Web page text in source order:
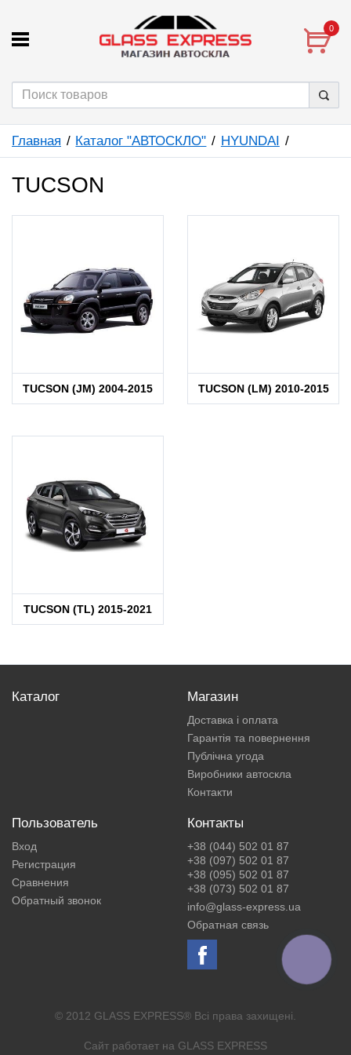
0
Главная Каталог "АВТОСКЛО" HYUNDAI
TUCSON
TUCSON (JM) 2004-2015 TUCSON (LM) 2010-2015
TUCSON (TL) 2015-2021
Каталог Магазин
Доставка і оплата
Гарантія та повернення
Публічна угода
Виробники автоскла
Контакти
Пользователь
Вход
Регистрация
Сравнения
Обратный звонок
Контакты
+38 (044) 502 01 87
+38 (097) 502 01 87
+38 (095) 502 01 87
+38 (073) 502 01 87
info@glass-express.ua
Обратная связь
© 2012 GLASS EXPRESS® Всі права захищені.
Сайт работает на GLASS EXPRESS